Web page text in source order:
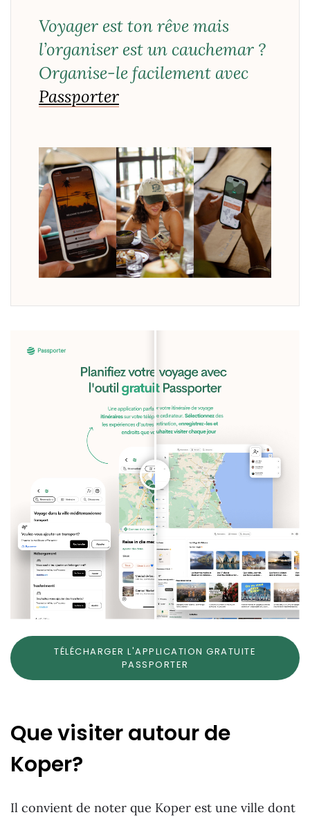
Voyager est ton rêve mais
l’organiser est un cauchemar ?
Organise-le facilement avec
Passporter
TÉLÉCHARGER L'APPLICATION GRATUITE
PASSPORTER
Que visiter autour de
Koper?
Il convient de noter que Koper est une ville dont